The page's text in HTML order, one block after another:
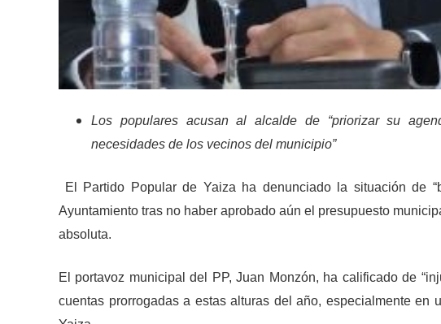
Los populares acusan al alcalde de “priorizarsu
necesidades de los vecinos del municipio”
El Partido Popular de Yaiza ha denunciado la situación de
Ayuntamiento tras no haber aprobado aún el presupuesto
absoluta.
El portavoz municipal del PP, Juan Monzón, ha calificado de
cuentas prorrogadas a estas alturas del año, especialmente